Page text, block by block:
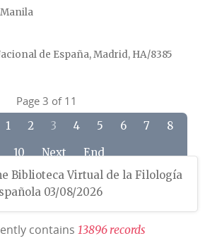
Manila
de España, Madrid, HA/8385
Page 3 of 11
1 2 3 4 5 6 7
8
10 Next
End
Biblioteca Virtual de la Filología
03/08/2026
contains 13896 records